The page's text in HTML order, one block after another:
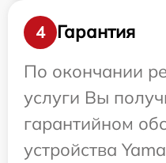
4
Гарантия
По окончании
услуги Вы
гарантийном
устройства